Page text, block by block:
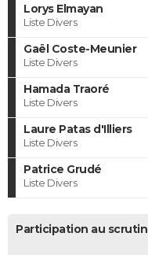
Lorys Elmayan
Liste Divers
Gaël Coste-Meunier
Liste Divers
Hamada Traoré
Liste Divers
Laure Patas d'Illiers
Liste Divers
Patrice Grudé
Liste Divers
Participation au scrutin